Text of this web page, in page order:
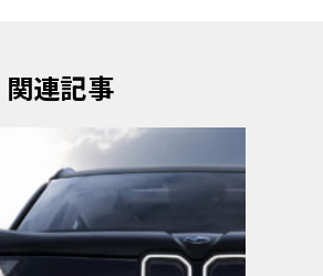
関連記事